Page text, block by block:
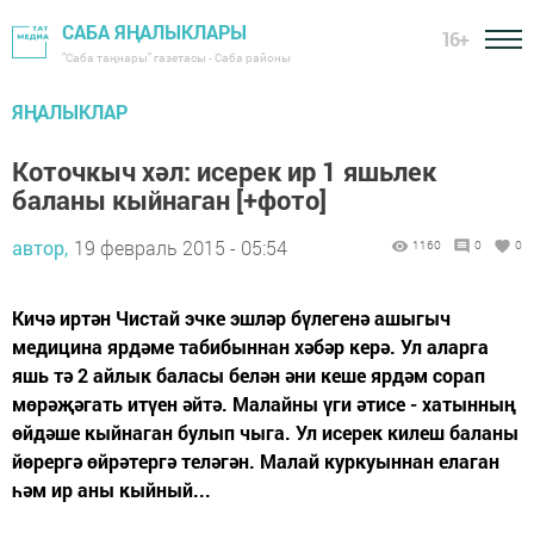
САБА ЯҢАЛЫКЛАРЫ
"Саба таңнары" газетасы - Саба районы
16+
ЯҢАЛЫКЛАР
Коточкыч хәл: исерек ир 1 яшьлек
баланы кыйнаган [+фото]
автор, 19 февраль 2015 - 05:54 1160 0 0
Кичә иртән Чистай эчке эшләр бүлегенә ашыгыч
медицина ярдәме табибыннан хәбәр керә. Ул аларга
яшь тә 2 айлык баласы белән әни кеше ярдәм сорап
мөрәҗәгать итүен әйтә. Малайны үги әтисе - хатынның
өйдәше кыйнаган булып чыга. Ул исерек килеш баланы
йөрергә өйрәтергә теләгән. Малай куркуыннан елаган
һәм ир аны кыйный...